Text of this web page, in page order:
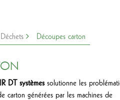
Déchets Découpes carton
DT systèmessolutionne les
carton générées par les machines de